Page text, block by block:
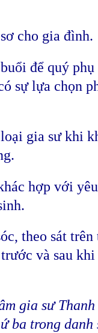
cho gia đình.
để quý phụ
sự lựa chọn
gia sư khi
hợp với
theo sát trên
và sau
gia sư
ba trong danh